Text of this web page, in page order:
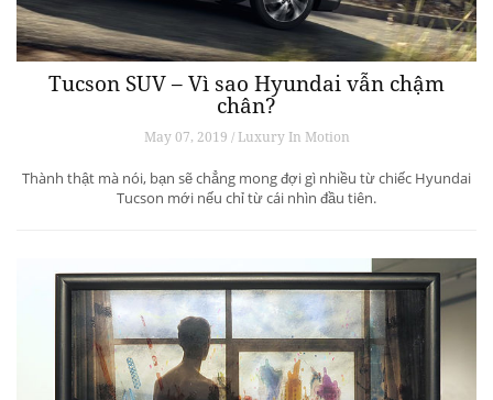
Tucson SUV – Vì sao Hyundai vẫn chậm
chân?
May 07, 2019 / Luxury In Motion
Thành thật mà nói, bạn sẽ chẳng mong đợi gì nhiều từ chiếc Hyundai
Tucson mới nếu chỉ từ cái nhìn đầu tiên.